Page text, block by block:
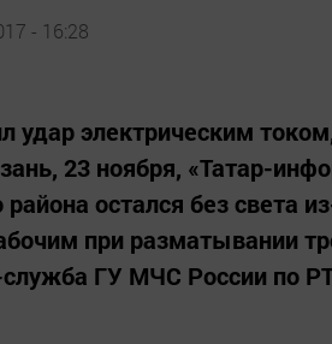
- 16:28
удар электрическим
23 ноября, «Татар-
района остался без света
при разматывании
ГУ МЧС России по